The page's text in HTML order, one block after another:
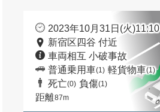
2023年10月31日(火)11:10
新宿区四谷 付近
車両相互 小破事故
普通乗用車(1) 軽貨物車(1)
死亡(0) 負傷(1)
距離87m